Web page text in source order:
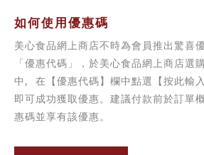
如何使用優惠碼
美心食品網上商店不時為會員推出驚喜
「優惠代碼」，於美心食品網上商店選
中, 在【優惠代碼】欄中點選【按此輸
即可成功獲取優惠。建議付款前於訂單
惠碼並享有該優惠。